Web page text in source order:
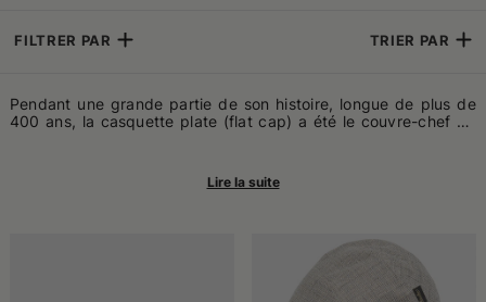
FILTRER PAR TRIER PAR
Pendant une grande partie de son histoire, longue de plus de
400 ans, la casquette plate (flat cap) a été le couvre-chef de
cours du XIXe siècle, elle s'est émancipée de sa nature de
casquette des classes populaires pour être adoptée par les
golf à la fin du siècle : la casquette plate, très polyvalente, est
devenue le symbole d'élégance des adeptes de ce sport,
inspirés par le très élégant Édouard VIII, duc de Windsor. Aux
États-Unis, la casquette plate a été introduite par les